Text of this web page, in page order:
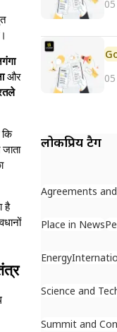
और
है
लोकप्रिय टैग
Agreements
Place in News
Energy
Science and
Summit and